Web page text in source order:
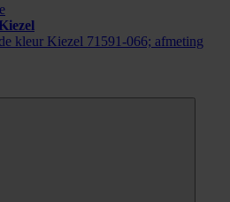
kleur Kiezel 71591-066; afmeting